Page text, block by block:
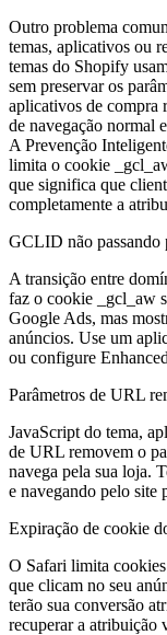
Outro problema
temas, aplicativos ou
temas do Shopify
sem preservar os
aplicativos de
de navegação normal
A Prevenção
limita o cookie
que significa que
completamente a
GCLID não passando
A transição entre
faz o cookie _gcl_aw
Google Ads, mas
anúncios. Use um
ou configure
Parâmetros de URL
JavaScript do tema,
de URL removem o
navega pela sua loja.
e navegando pelo site
Expiração de cookie
O Safari limita
que clicam no seu
terão sua conversão
recuperar a atribuição